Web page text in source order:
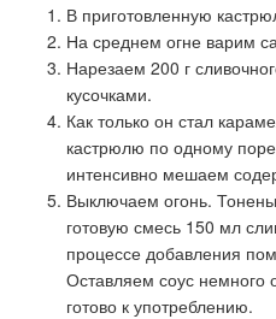
В приготовленную
На среднем огне варим
Нарезаем 200 г
кусочками.
Как только он стал
кастрюлю по одному
интенсивно мешаем
Выключаем огонь.
готовую смесь 150 мл
процессе добавления
Оставляем соус немного
готово к употреблению.